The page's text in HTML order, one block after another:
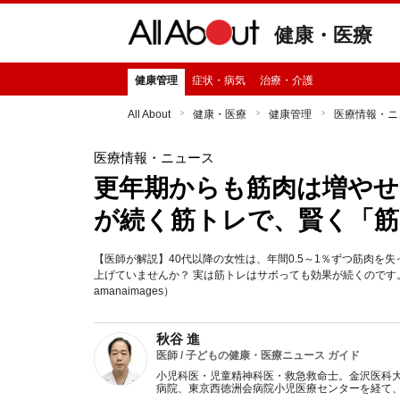
健康・医療
健康管理 症状・病気 治療・介護
All About 健康・医療 健康管理 医療情報・
医療情報・ニュース
更年期からも筋肉は増や
が続く筋トレで、賢く「
【医師が解説】40代以降の女性は、年間0.5～1％ずつ筋肉を
上げていませんか？ 実は筋トレはサボっても効果が続くので
amanaimages）
秋谷 進
医師 / 子どもの健康・医療ニュース ガイド
小児科医・児童精神科医・救急救命士。金沢医科
病院、東京西徳洲会病院小児医療センターを経て